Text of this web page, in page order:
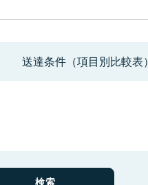
送達条件（項目別比較表）